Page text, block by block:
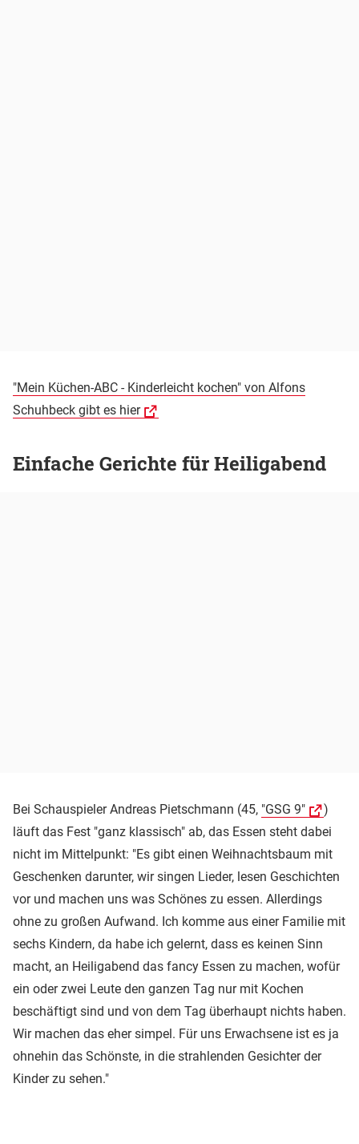
"Mein Küchen-ABC - Kinderleicht kochen" von Alfons
Schuhbeck gibt es hier
Einfache Gerichte für Heiligabend
Bei Schauspieler Andreas Pietschmann (45, "GSG 9"
)
läuft das Fest "ganz klassisch" ab, das Essen steht dabei
nicht im Mittelpunkt: "Es gibt einen Weihnachtsbaum mit
Geschenken darunter, wir singen Lieder, lesen Geschichten
vor und machen uns was Schönes zu essen. Allerdings
ohne zu großen Aufwand. Ich komme aus einer Familie mit
sechs Kindern, da habe ich gelernt, dass es keinen Sinn
macht, an Heiligabend das fancy Essen zu machen, wofür
ein oder zwei Leute den ganzen Tag nur mit Kochen
beschäftigt sind und von dem Tag überhaupt nichts haben.
Wir machen das eher simpel. Für uns Erwachsene ist es ja
ohnehin das Schönste, in die strahlenden Gesichter der
Kinder zu sehen."